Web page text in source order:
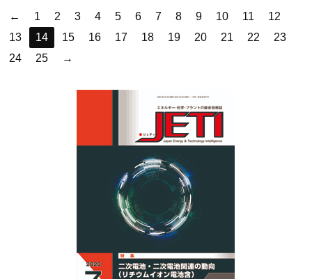
← 1 2 3 4 5 6 7 8 9 10 11
12
13
14 15 16 17 18 19 20 21 22
23
24
25 →